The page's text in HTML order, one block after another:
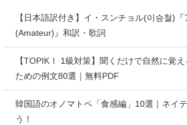
【日本語訳付き】イ・スンチョル(이승철)『
(Amateur)』和訳・歌詞
【TOPIKⅠ 1級対策】聞くだけで自然に覚
ための例文80選｜無料PDF
韓国語のオノマトペ「食感編」10選｜ネイ
う！